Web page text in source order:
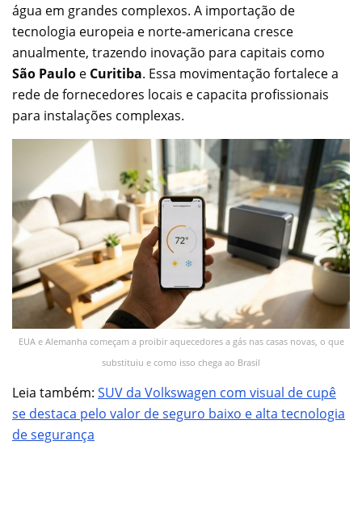
água em grandes complexos. A importação de
tecnologia europeia e norte-americana cresce
anualmente, trazendo inovação para capitais como
São Paulo e Curitiba. Essa movimentação fortalece a
rede de fornecedores locais e capacita profissionais
para instalações complexas.
EUA e Alemanha começam a proibir aquecedores a gás nas casas novas, o que
substituiu e como isso chega ao Brasil
Leia também: SUV da Volkswagen com visual de cupê
se destaca pelo valor de seguro baixo e alta tecnologia
de segurança